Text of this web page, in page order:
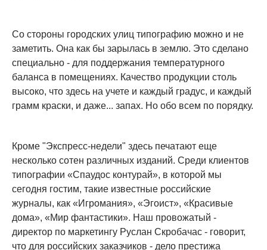
Со стороны городских улиц типографию можно и не
заметить. Она как бы зарылась в землю. Это сделано
специально - для поддержания температурного
баланса в помещениях. Качество продукции столь
высоко, что здесь на учете и каждый градус, и каждый
грамм краски, и даже... запах. Но обо всем по порядку.
Кроме "Экспресс-недели" здесь печатают еще
несколько сотен различных изданий. Среди клиентов
типографии «Спаудос контурай», в которой мы
сегодня гостим, такие известные российские
журналы, как «Игромания», «Эгоист», «Красивые
дома», «Мир фантастики». Наш провожатый -
директор по маркетингу Руслан Скробачас - говорит,
что для российских заказчиков - дело престижа